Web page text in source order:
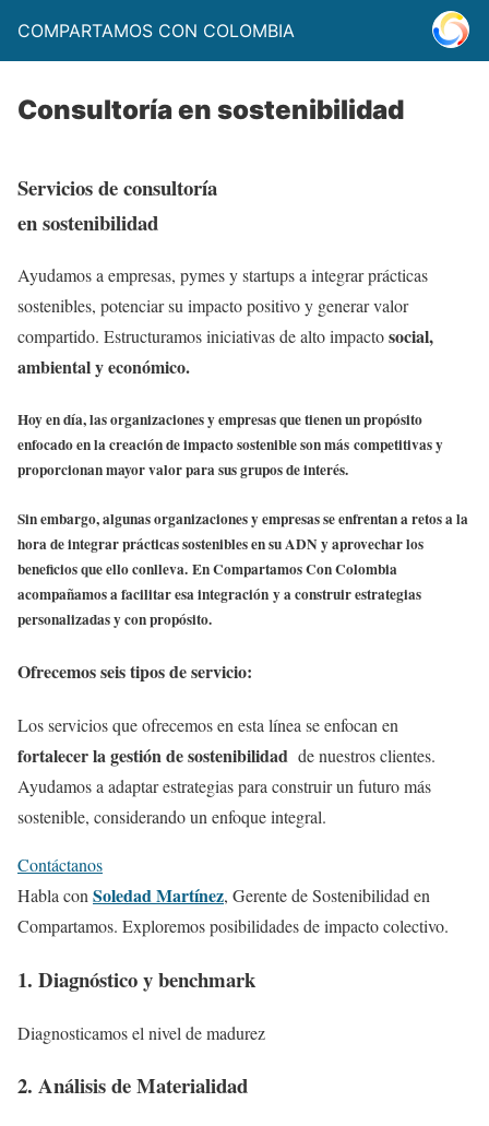
COMPARTAMOS CON COLOMBIA
Consultoría en sostenibilidad
Servicios de consultoría
en sostenibilidad
Ayudamos a empresas, pymes y startups a integrar prácticas
sostenibles, potenciar su impacto positivo y generar valor
compartido. Estructuramos iniciativas de alto impactosocial,
ambiental y económico.
Hoy en día, las organizaciones y empresas que tienen un propósito
enfocado en la creación de impacto sostenible son más competitivas y
proporcionan mayor valor para sus grupos de interés.
Sin embargo, algunas organizaciones y empresas se enfrentan a retos a la
hora de integrar prácticas sostenibles en su ADN y aprovechar los
beneficios que ello conlleva. En Compartamos Con Colombia
acompañamos a facilitar esa integración y a construir estrategias
personalizadas y con propósito.
Ofrecemos seis tipos de servicio:
Los servicios que ofrecemos en esta línea se enfocan en
fortalecer la gestión de sostenibilidad de nuestros clientes.
Ayudamos a adaptar estrategias para construir un futuro más
sostenible, considerando un enfoque integral.
Contáctanos
Habla conSoledad Martínez, Gerente de Sostenibilidad en
Compartamos. Exploremos posibilidades de impacto colectivo.
1. Diagnóstico y benchmark​
Diagnosticamos el nivel de madurez
2. Análisis de Materialidad​